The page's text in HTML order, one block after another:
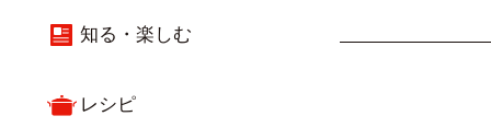
知る・楽しむ
レシピ